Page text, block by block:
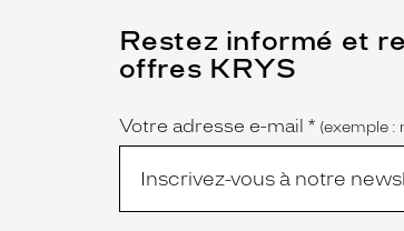
Restez informé et
offres KRYS
Name
Votre adresse e-mail *
(Ce
champ
est
obligatoire)
(exemple :